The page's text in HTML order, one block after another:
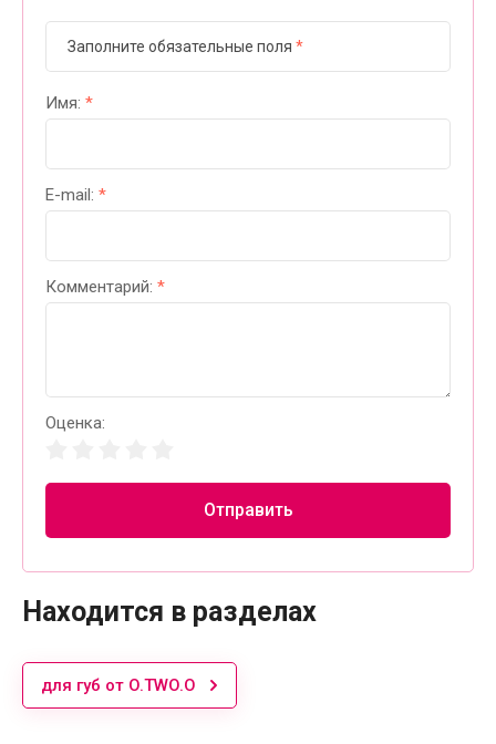
Заполните обязательные поля *
Имя: *
E-mail: *
Комментарий: *
Оценка:
Отправить
Находится в разделах
для губ от O.TWO.O